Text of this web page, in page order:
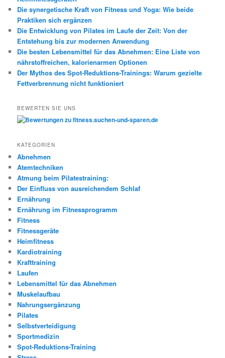
Die synergetische Kraft von Fitness und Yoga: Wie beide
Praktiken sich ergänzen
Die Entwicklung von Pilates im Laufe der Zeit: Von der
Entstehung bis zur modernen Anwendung
Die besten Lebensmittel für das Abnehmen: Eine Liste von
nährstoffreichen, kalorienarmen Optionen
Der Mythos des Spot-Reduktions-Trainings: Warum gezielte
Fettverbrennung nicht funktioniert
BEWERTEN SIE UNS
KATEGORIEN
Abnehmen
Atemtechniken
Atmung beim Pilatestraining:
Der Einfluss von ausreichendem Schlaf
Ernährung
Ernährung im Fitnessprogramm
Fitness
Fitnessgeräte
Heimfitness
Kardiotraining
Krafttraining
Laufen
Lebensmittel für das Abnehmen
Muskelaufbau
Nahrungsergänzung
Pilates
Selbstverteidigung
Sportmedizin
Spot-Reduktions-Training